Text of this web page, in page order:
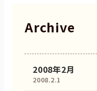
Archive
2008.2.1
2008年2月